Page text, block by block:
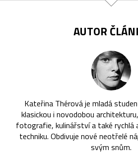
AUTOR
Kateřina Thérová je mladá
klasickou i novodobou
fotografie, kulinářství a také rychlá
techniku. Obdivuje nové neotřelé
svým snům.